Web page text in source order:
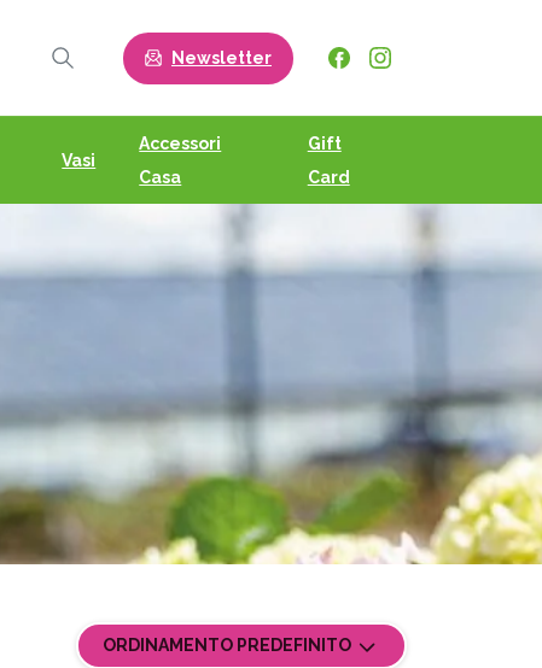
Search
Newsletter
Vasi
Accessori
Casa
Gift
Card
ORDINAMENTO PREDEFINITO